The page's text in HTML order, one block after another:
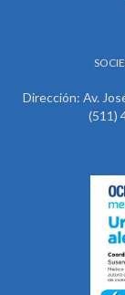
Dirección: Av.
(511)